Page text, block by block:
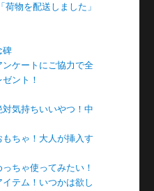
物を配送しました」
碑
ケートにご協力で全
ント！
気持ちいいやつ！中
ちゃ！大人が挿入す
ちゃ使ってみたい！
テム！いつかは欲し